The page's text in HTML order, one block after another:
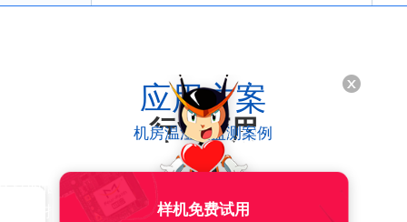
超低功耗设计
研国产方案LoRa模组，内置8100mAh锂亚电池，休眠电流
默认10分钟间隔采集一次，电池可使用8年以上。
远程配置
减少运维成本
配置方式丰富
满足多样配置需求
多种配置方式实现松便捷配置，提高配置效率
功能强大
不止于此
持四信私有协议、LoRaWAN协议，定时上报高精度温湿
校准和报警阀值设置，设备传输距离远，实测传输半径可达
工业级设计
轻松应对恶劣作业环境
搭配四信传感云平台和APP
数据上云随时监控
应用方案
机房温湿度监测案例
行业应用
样机免费试用